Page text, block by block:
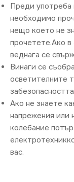
Преди употреба
необходимо
нещо което не
прочетете.Ако в
веднага се
Винаги се
осветителните
Ако не знаете
напрежения или
колебание
вас.